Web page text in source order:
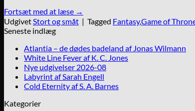
Fortsæt med at læse →
UdgivetStort og småt | Tagged Fantasy,Game of
Seneste indlæg
Atlantia – de dødes badeland af Jonas Wilmann
White Line Fever af K. C. Jones
Nye udgivelser 2026-08
Labyrint af Sarah Engell
Cold Eternity af S. A. Barnes
Kategorier